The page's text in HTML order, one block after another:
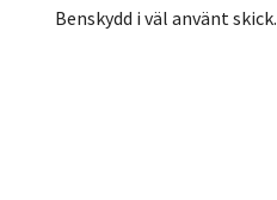
Benskydd i väl använt skick.